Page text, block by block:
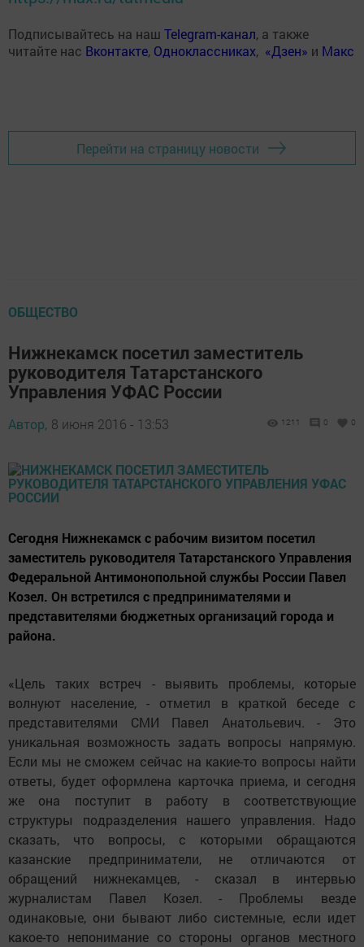
Подписывайтесь на наш Telegram-канал, а также
читайте нас Вконтакте, Одноклассниках, «Дзен» и Макс
Перейти на страницу новости
ОБЩЕСТВО
Нижнекамск посетил заместитель
руководителя Татарстанского
Управления УФАС России
Автор, 8 июня 2016 - 13:53 1211 0 0
Сегодня Нижнекамск с рабочим визитом посетил
заместитель руководителя Татарстанского Управления
Федеральной Антимонопольной службы России Павел
Козел. Он встретился с предпринимателями и
представителями бюджетных организаций города и
района.
«Цель таких встреч - выявить проблемы, которые
волнуют население, - отметил в краткой беседе с
представителями СМИ Павел Анатольевич. - Это
уникальная возможность задать вопросы напрямую.
Если мы не сможем сейчас на какие-то вопросы найти
ответы, будет оформлена карточка приема, и сегодня
же она поступит в работу в соответствующие
структуры подразделения нашего управления. Надо
сказать, что вопросы, с которыми обращаются
казанские предприниматели, не отличаются от
обращений нижнекамцев, - сказал в интервью
журналистам Павел Козел. - Проблемы везде
одинаковые, они бывают либо системные, если идет
какое-то непонимание со стороны органов местного